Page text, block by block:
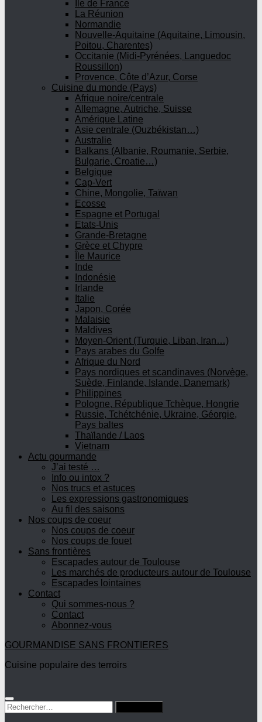
Ile de France
La Réunion
Normandie
Nouvelle-Aquitaine (Aquitaine, Limousin,
Poitou, Charentes)
Occitanie (Midi-Pyrénées, Languedoc
Roussillon)
Provence, Côte d’Azur, Corse
Cuisine du monde (Pays)
Afrique noire/centrale
Allemagne, Autriche, Suisse
Amérique Latine
Asie centrale (Ouzbékistan…)
Australie
Balkans (Albanie, Roumanie, Serbie,
Bulgarie, Croatie…)
Belgique
Cap-Vert
Chine, Mongolie, Taïwan
Ecosse
Espagne et Portugal
Etats-Unis
Grande-Bretagne
Grèce et Chypre
Île Maurice
Inde
Indonésie
Irlande
Italie
Japon, Corée
Malaisie
Maldives
Moyen-Orient (Turquie, Liban, Iran…)
Pays arabes du Golfe
Afrique du Nord
Pays nordiques et scandinaves (Norvège,
Suède, Finlande, Islande, Danemark)
Philippines
Pologne, République Tchèque, Hongrie
Russie, Tchétchénie, Ukraine, Géorgie,
Pays baltes
Thaïlande / Laos
Vietnam
Actu gourmande
J’ai testé …
Info ou intox ?
Nos trucs et astuces
Les expressions gastronomiques
Au fil des saisons
Nos coups de coeur
Nos coups de coeur
Nos coups de fouet
Sans frontières
Escapades autour de Toulouse
Les marchés de producteurs autour de Toulouse
Escapades lointaines
Contact
Qui sommes-nous ?
Contact
Abonnez-vous
GOURMANDISE SANS FRONTIERES
Cuisine populaire des terroirs
Rechercher :